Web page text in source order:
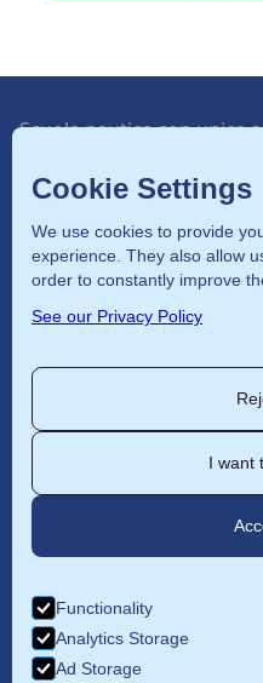
Scuola nautica con unica
Provincia di Roma.
Home
Patente nautica
Corsi
Libro didattico
+39 329 2445036
Cookie Settings
We use cookies to provide
experience. They also allow
order to constantly improve
See our Privacy Policy
I want
Functionality
Analytics Storage
Ad Storage